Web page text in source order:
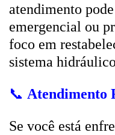
atendimento
emergencial ou
foco em
sistema
📞 Atendimento
Se você está